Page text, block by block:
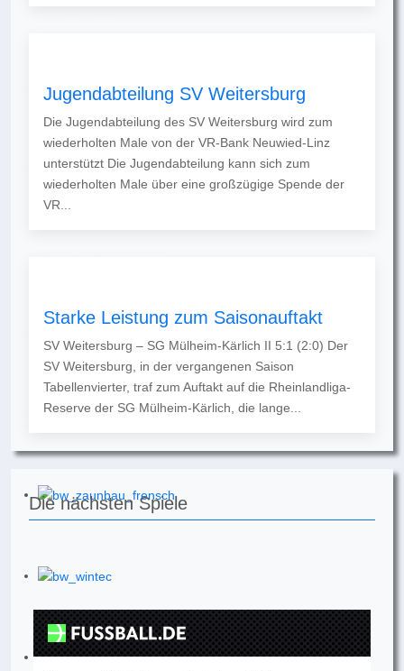
Jugendabteilung SV Weitersburg
Die Jugendabteilung des SV Weitersburg wird zum
wiederholten Male von der VR-Bank Neuwied-Linz
unterstützt Die Jugendabteilung kann sich zum
wiederholten Male über eine großzügige Spende der
VR...
Starke Leistung zum Saisonauftakt
SV Weitersburg – SG Mülheim-Kärlich II 5:1 (2:0) Der
SV Weitersburg, in der vergangenen Saison
Tabellenvierter, traf zum Auftakt auf die Rheinlandliga-
Reserve der SG Mülheim-Kärlich, die lange...
Die nächsten Spiele